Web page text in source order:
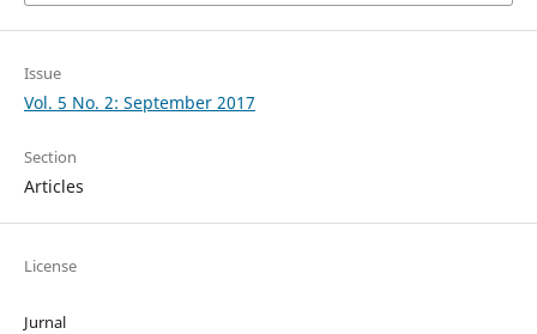
Issue
Vol. 5 No. 2: September 2017
Section
Articles
License
Jurnal